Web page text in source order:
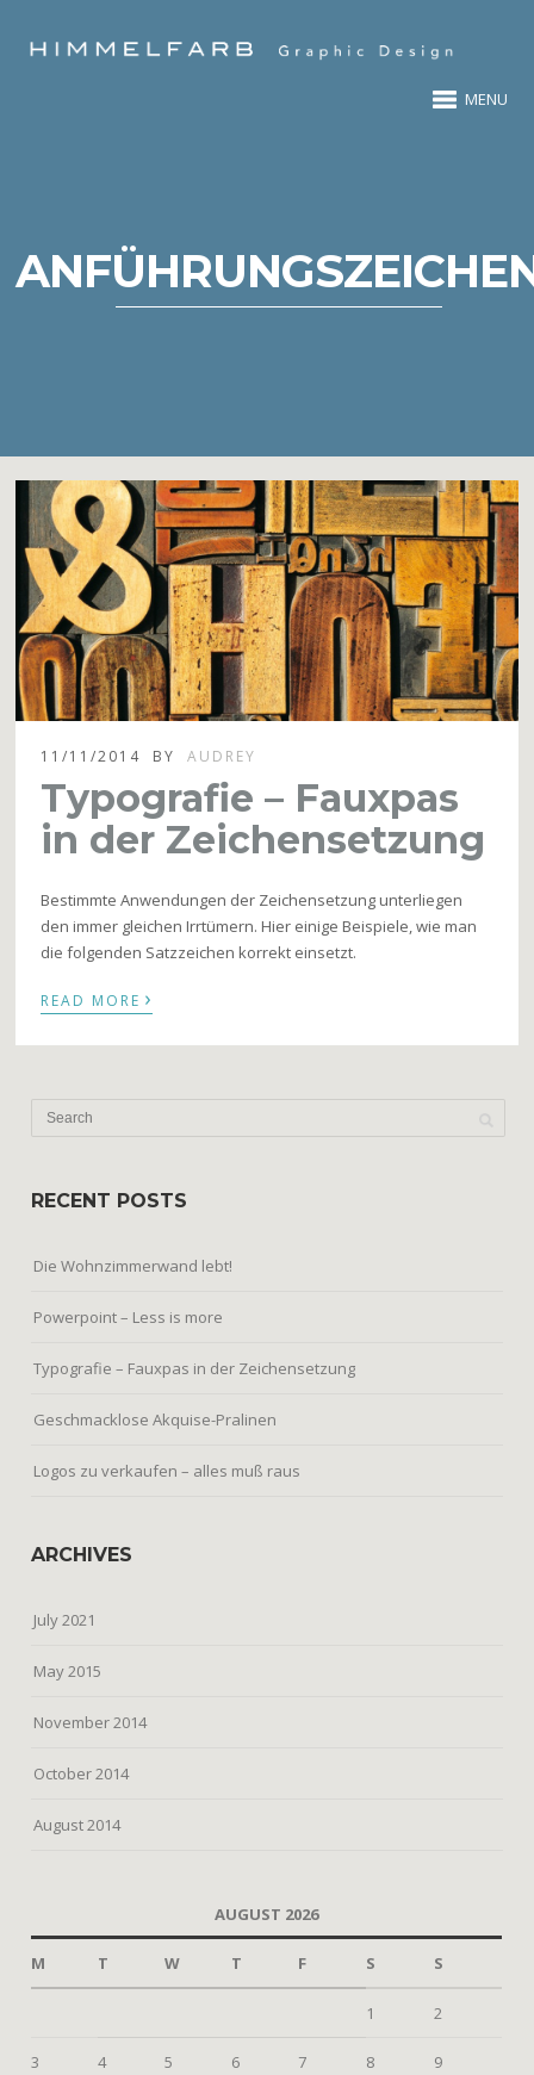
MENU
11/11/2014 BY AUDREY
Typografie – Fauxpas
in der Zeichensetzung
Bestimmte Anwendungen der Zeichensetzung unterliegen
den immer gleichen Irrtümern. Hier einige Beispiele, wie man
die folgenden Satzzeichen korrekt einsetzt.
READ MORE ›
RECENT POSTS
Die Wohnzimmerwand lebt!
Powerpoint – Less is more
Typografie – Fauxpas in der Zeichensetzung
Geschmacklose Akquise-Pralinen
Logos zu verkaufen – alles muß raus
ARCHIVES
July 2021
May 2015
November 2014
October 2014
August 2014
AUGUST 2026
M T W T F S S
1 2
3 4 5 6 7 8 9